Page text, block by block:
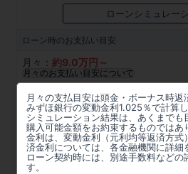
ローンシミュレー
ローン時の お支払い目安
月々：約9.0万円～
月々のお支払い目安について
月々の支払目安は頭金・ボーナス時返
みずほ銀行の変動金利1.025％で計算し
シミュレーション結果は、あくまで
購入可能金額をお約束するものではあ
金利は、変動金利（元利均等返済方式
済金利については、各金融機関に詳細
ローン契約時には、別途手数料などの
す。
所在地
大阪府枚方市香里ケ丘１２丁目
周辺マップを見
アクセス